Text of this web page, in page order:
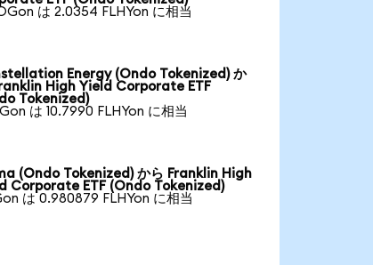
は 2.0354 FLHYon に相当
Energy (Ondo Tokenized) か
High Yield Corporate ETF
Tokenized)
は 10.7990 FLHYon に相当
(Ondo Tokenized) から Franklin High
Corporate ETF (Ondo Tokenized)
は 0.980879 FLHYon に相当